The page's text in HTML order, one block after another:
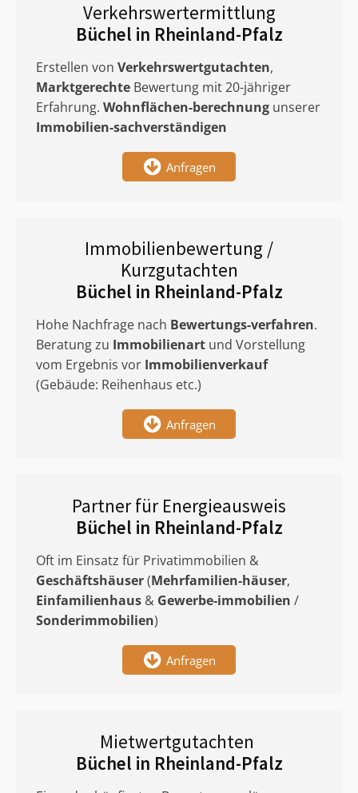
Verkehrswertermittlung
Büchel in Rheinland-Pfalz
Erstellen von Verkehrswertgutachten,
Marktgerechte Bewertung mit 20-jähriger
Erfahrung. Wohnflächen-berechnung unserer
Immobilien-sachverständigen
Anfragen
Immobilienbewertung /
Kurzgutachten
Büchel in Rheinland-Pfalz
Hohe Nachfrage nach Bewertungs-verfahren.
Beratung zu Immobilienart und Vorstellung
vom Ergebnis vor Immobilienverkauf
(Gebäude: Reihenhaus etc.)
Anfragen
Partner für Energieausweis
Büchel in Rheinland-Pfalz
Oft im Einsatz für Privatimmobilien &
Geschäftshäuser(Mehrfamilien-häuser,
Einfamilienhaus & Gewerbe-immobilien /
Sonderimmobilien)
Anfragen
Mietwertgutachten
Büchel in Rheinland-Pfalz